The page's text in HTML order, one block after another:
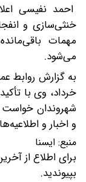
احمد نفیسی
خنثی‌سازی و
مهمات
می‌شود.
به گزارش روابط
خرداد، وی با
شهروندان
و اخبار و
منبع: ایسنا
برای اطلاع از
بپیوندید.